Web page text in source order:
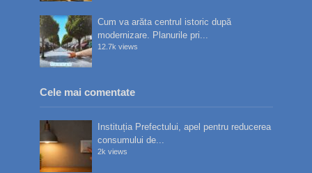
Cum va arăta centrul istoric după
modernizare. Planurile pri...
12.7k views
Cele mai comentate
Instituția Prefectului, apel pentru reducerea
consumului de...
2k views